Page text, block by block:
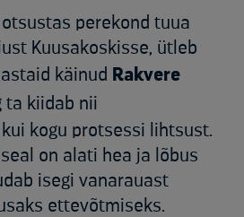
perekond tuua
Kuusakoskisse, ütleb
käinud Rakvere
ta kiidab nii
kogu protsessi lihtsust.
on alati hea ja lõbus
isegi vanarauast
ettevõtmiseks.